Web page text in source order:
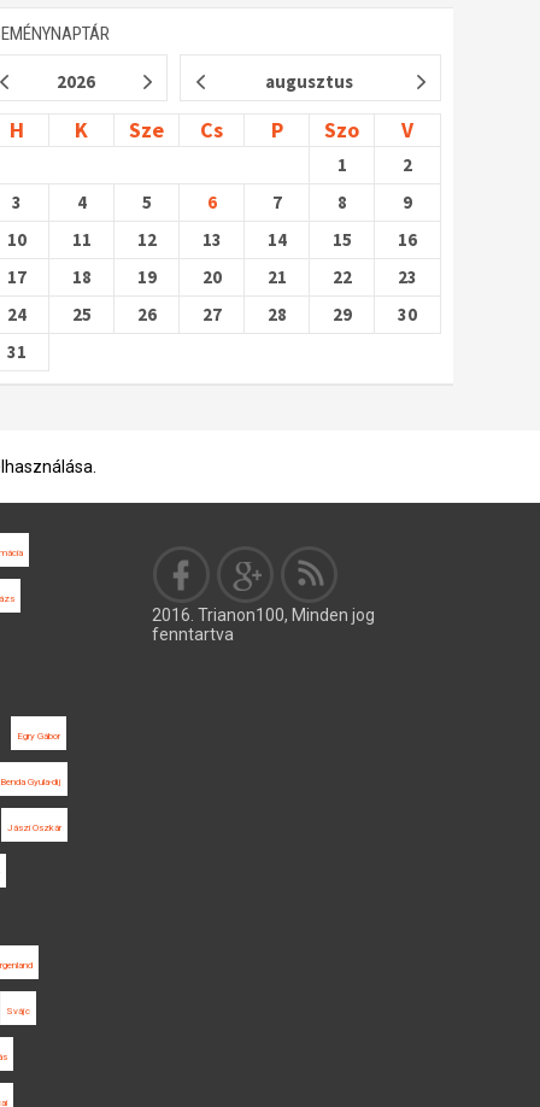
2026 augusztus
H K Sze Cs P Szo V
1
2
3
4 5 6 7 8
9
10
11 12 13 14 15
16
17
18 19 20 21 22
23
24
25 26 27 28 29
30
31
Egry Gábor
Benda Gyula-díj
Jászi Oszkár
Svájc
2016. Trianon100, Minden jog
fenntartva